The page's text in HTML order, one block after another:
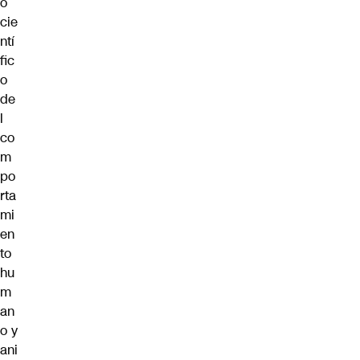
cie
ntí
fic
o
de
l
co
m
po
rta
mi
en
to
hu
m
an
o y
ani